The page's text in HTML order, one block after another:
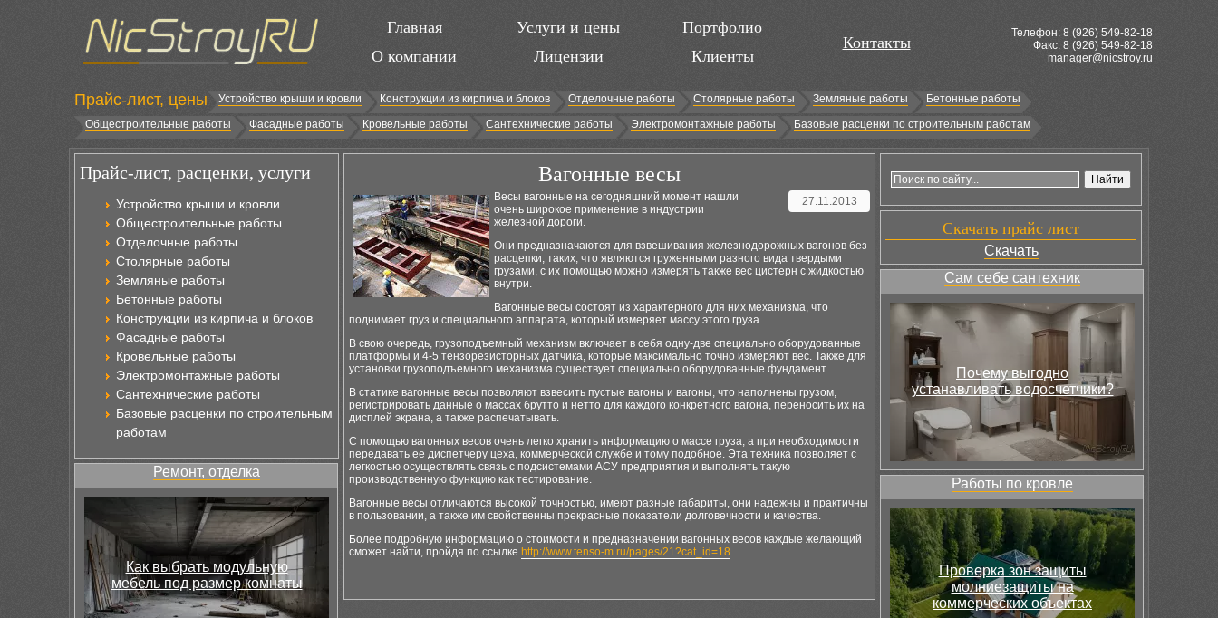
Главная
О компании
Услуги и цены
Лицензии
Портфолио
Клиенты
Контакты
Телефон: 8 (926) 549-82-18
Факс: 8 (926) 549-82-18
manager@nicstroy.ru
Прайс-лист, цены Устройство крыши и кровли Конструкции из кирпича и блоков Отделочные работы Столярные работы Земляные работы
Бетонные работы
Общестроительные работы
Фасадные работы Кровельные работы Сантехнические работы Электромонтажные работы Базовые расценки по строительным работам
Прайс-лист, расценки, услуги
Устройство крыши и кровли
Общестроительные работы
Отделочные работы
Столярные работы
Земляные работы
Бетонные работы
Конструкции из кирпича и блоков
Фасадные работы
Кровельные работы
Электромонтажные работы
Сантехнические работы
Базовые расценки по строительным
работам
Ремонт, отделка
Как выбрать модульную
мебель под размер комнаты
Вагонные весы
27.11.2013
Bесы вагонные на сегодняшний момент нашли
очень широкое применение в индустрии
железной дороги.
Они предназначаются для взвешивания железнодорожных вагонов без
расцепки, таких, что являются груженными разного вида твердыми
грузами, с их помощью можно измерять также вес цистерн с жидкостью
внутри.
Вагонные весы состоят из характерного для них механизма, что
поднимает груз и специального аппарата, который измеряет массу этого груза.
В свою очередь, грузоподъемный механизм включает в себя одну-две специально оборудованные
платформы и 4-5 тензорезисторных датчика, которые максимально точно измеряют вес. Также для
установки грузоподъемного механизма существует специально оборудованные фундамент.
В статике вагонные весы позволяют взвесить пустые вагоны и вагоны, что наполнены грузом,
регистрировать данные о массах брутто и нетто для каждого конкретного вагона, переносить их на
дисплей экрана, а также распечатывать.
С помощью вагонных весов очень легко хранить информацию о массе груза, а при необходимости
передавать ее диспетчеру цеха, коммерческой службе и тому подобное. Эта техника позволяет с
легкостью осуществлять связь с подсистемами АСУ предприятия и выполнять такую
производственную функцию как тестирование.
Вагонные весы отличаются высокой точностью, имеют разные габариты, они надежны и практичны
в пользовании, а также им свойственны прекрасные показатели долговечности и качества.
Более подробную информацию о стоимости и предназначении вагонных весов каждые желающий
сможет найти, пройдя по ссылке http://www.tenso-m.ru/pages/21?cat_id=18.
Скачать прайс лист
Скачать
Сам себе сантехник
Почему выгодно
устанавливать водосчетчики?
Работы по кровле
Проверка зон защиты
молниезащиты на
коммерческих объектах